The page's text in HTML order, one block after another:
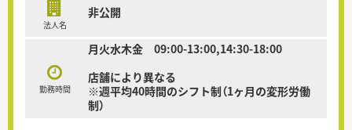
法人名
非公開
勤務時間
月火水木金 09:00-13:00,14:30-18:00
店舗により異なる
※週平均40時間のシフト制（1ヶ月の変形労働
制）